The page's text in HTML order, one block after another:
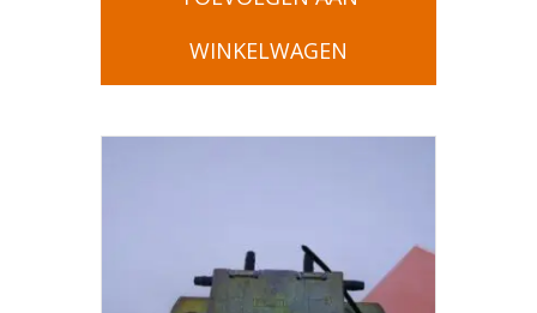
WINKELWAGEN